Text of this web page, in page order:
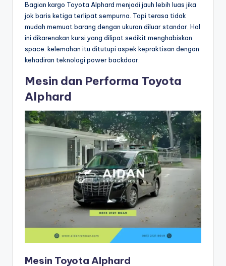
Bagian kargo Toyota Alphard menjadi jauh lebih luas jika
jok baris ketiga terlipat sempurna. Tapi terasa tidak
mudah memuat barang dengan ukuran diluar standar. Hal
ini dikarenakan kursi yang dilipat sedikit menghabiskan
space. kelemahan itu ditutupi aspek kepraktisan dengan
kehadiran teknologi power backdoor.
Mesin dan Performa Toyota
Alphard
Mesin Toyota Alphard